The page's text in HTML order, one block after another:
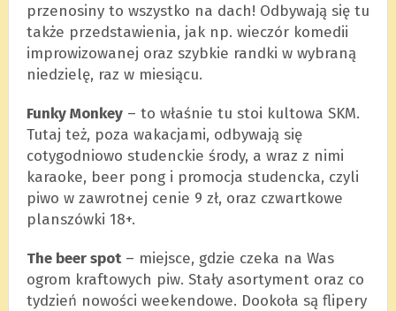
przenosiny to wszystko na dach! Odbywają się tu
także przedstawienia, jak np. wieczór komedii
improwizowanej oraz szybkie randki w wybraną
niedzielę, raz w miesiącu.
Funky Monkey– to właśnie tu stoi kultowa SKM.
Tutaj też, poza wakacjami, odbywają się
cotygodniowo studenckie środy, a wraz z nimi
karaoke, beer pong i promocja studencka, czyli
piwo w zawrotnej cenie 9 zł, oraz czwartkowe
planszówki 18+.
The beer spot– miejsce, gdzie czeka na Was
ogrom kraftowych piw. Stały asortyment oraz co
tydzień nowości weekendowe. Dookoła są flipery